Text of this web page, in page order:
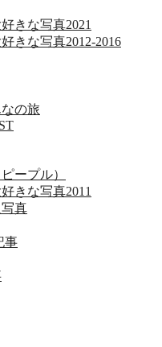
きな写真2021
きな写真2012-2016
の旅
ープル）
きな写真2011
真
事